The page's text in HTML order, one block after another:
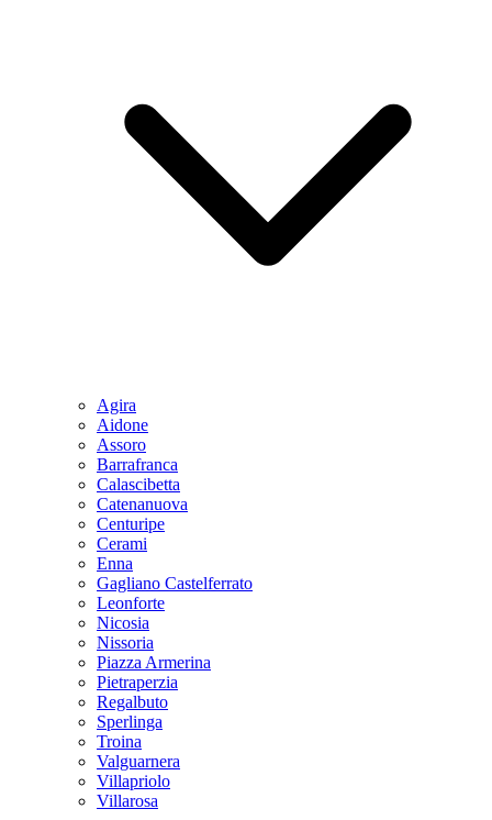
Agira
Aidone
Assoro
Barrafranca
Calascibetta
Catenanuova
Centuripe
Cerami
Enna
Gagliano Castelferrato
Leonforte
Nicosia
Nissoria
Piazza Armerina
Pietraperzia
Regalbuto
Sperlinga
Troina
Valguarnera
Villapriolo
Villarosa